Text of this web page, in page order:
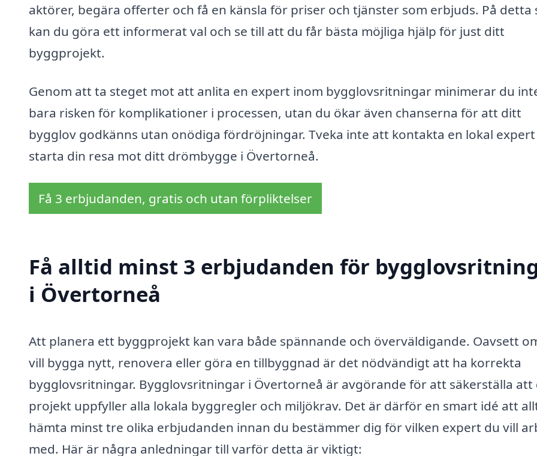
aktörer, begära offerter och få en känsla för priser och tjänster som erbjuds. På detta
kan du göra ett informerat val och se till att du får bästa möjliga hjälp för just ditt
byggprojekt.
Genom att ta steget mot att anlita en expert inom bygglovsritningar minimerar du
bara risken för komplikationer i processen, utan du ökar även chanserna för att ditt
bygglov godkänns utan onödiga fördröjningar. Tveka inte att kontakta en lokal
starta din resa mot ditt drömbygge i Övertorneå.
Få 3 erbjudanden, gratis och utan förpliktelser
Få alltid minst 3 erbjudanden för
i Övertorneå
Att planera ett byggprojekt kan vara både spännande och överväldigande. Oavsett
vill bygga nytt, renovera eller göra en tillbyggnad är det nödvändigt att ha korrekta
bygglovsritningar. Bygglovsritningar i Övertorneå är avgörande för att säkerställa att
projekt uppfyller alla lokala byggregler och miljökrav. Det är därför en smart idé att
hämta minst tre olika erbjudanden innan du bestämmer dig för vilken expert du vill
med. Här är några anledningar till varför detta är viktigt: